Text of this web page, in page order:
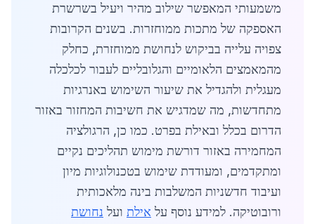
משמעותי המאפשר שילוב מהיר ויעיל בשרשרת
האספקה של מתכות ממוחזרות. בשנים הקרובות
צפויה עלייה בביקוש לנחושת ממוחזרת, כחלק
מהמאמצים הלאומיים והגלובליים לעבור לכלכלה
מעגלית ולהגדיל את שיעור השימוש באנרגיות
מתחדשות, מה שמדגיש את חשיבות המחזור באזור
הדרום בכלל ובאילת בפרט. כמו כן, הרגולציה
המחמירה באזור דורשת מימוש תהליכים נקיים
ומתקדמים, ומעודדת שימוש בטכנולוגיות מיון
ועיבוד חדשניות המשלבות בינה מלאכותית
ורובוטיקה. למידע נוסף על אילת ועל נחושת